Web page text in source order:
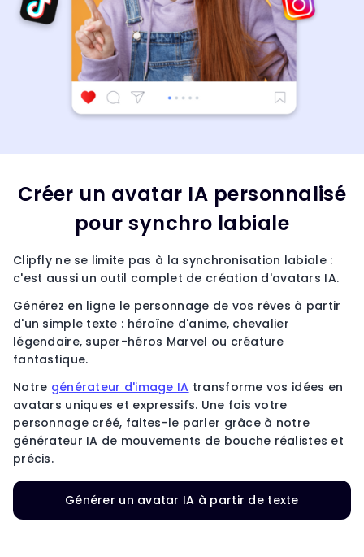
Créer un avatar IA personnalisé
pour synchro labiale
Clipfly ne se limite pas à la synchronisation labiale :
c'est aussi un outil complet de création d'avatars IA.
Générez en ligne le personnage de vos rêves à partir
d'un simple texte : héroïne d'anime, chevalier
légendaire, super-héros Marvel ou créature
fantastique.
Notre générateur d'image IA transforme vos idées en
avatars uniques et expressifs. Une fois votre
personnage créé, faites-le parler grâce à notre
générateur IA de mouvements de bouche réalistes et
précis.
Générer un avatar IA à partir de texte